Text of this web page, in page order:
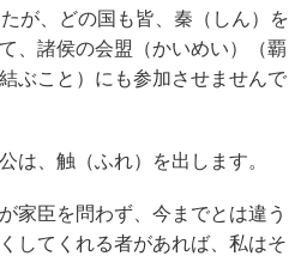
が、どの国も皆、秦（しん）を
、諸侯の会盟（かいめい）（覇
ぶこと）にも参加させませんで
は、触（ふれ）を出します。
家臣を問わず、今までとは違う
してくれる者があれば、私はそ